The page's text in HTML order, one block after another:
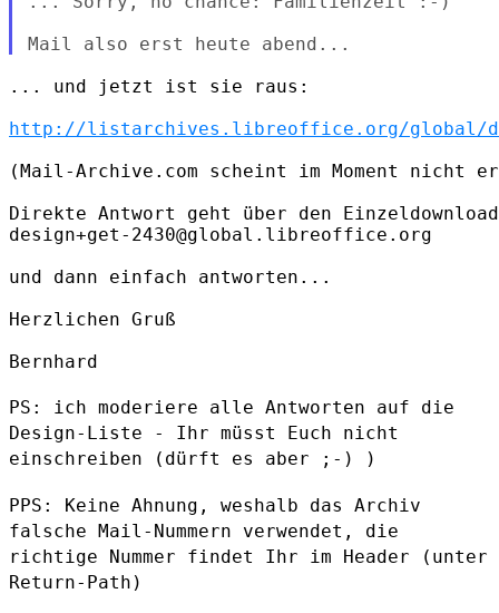
... und jetzt ist sie raus:
http://listarchives.libreoffice.org/global/
(Mail-Archive.com scheint im Moment nicht
Direkte Antwort geht über den
design+get-2430@global.libreoffice.org
und dann einfach antworten...
Herzlichen Gruß
Bernhard
PS: ich moderiere alle Antworten auf die
Design-Liste - Ihr müsst Euch nicht
einschreiben (dürft es aber ;-) )
PPS: Keine Ahnung, weshalb das Archiv
falsche Mail-Nummern verwendet, die
richtige Nummer findet Ihr im Header (unter
Return-Path)